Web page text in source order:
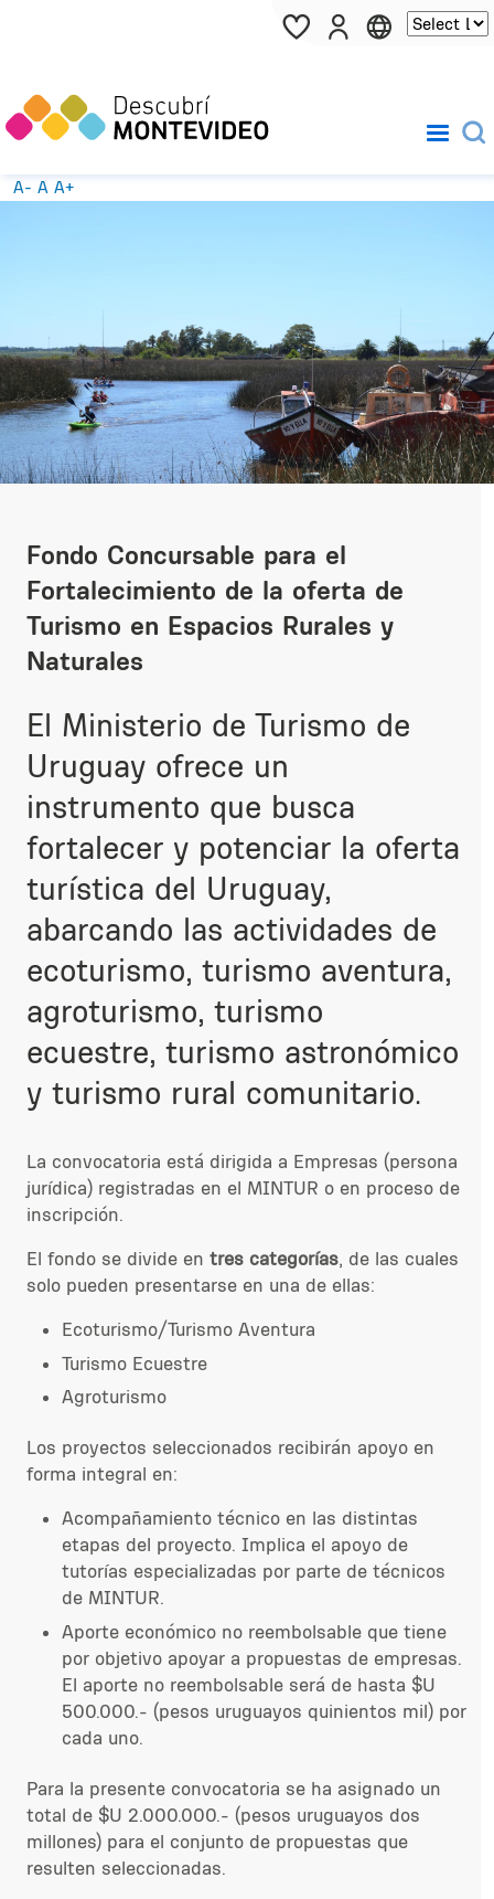
Pasar al contenido principal
A- A A+
Fondo Concursable para el
Fortalecimiento de la oferta de
Turismo en Espacios Rurales y
Naturales
El Ministerio de Turismo de
Uruguay ofrece un
instrumento que busca
fortalecer y potenciar la oferta
turística del Uruguay,
abarcando las actividades de
ecoturismo, turismo aventura,
agroturismo, turismo
ecuestre, turismo astronómico
y turismo rural comunitario.
La convocatoria está dirigida a Empresas (persona
jurídica) registradas en el MINTUR o en proceso de
inscripción.
El fondo se divide en tres categorías, de las cuales
solo pueden presentarse en una de ellas:
Ecoturismo/Turismo Aventura
Turismo Ecuestre
Agroturismo
Los proyectos seleccionados recibirán apoyo en
forma integral en:
Acompañamiento técnico en las distintas
etapas del proyecto. Implica el apoyo de
tutorías especializadas por parte de técnicos
de MINTUR.
Aporte económico no reembolsable que tiene
por objetivo apoyar a propuestas de empresas.
El aporte no reembolsable será de hasta $U
500.000.- (pesos uruguayos quinientos mil) por
cada uno.
Para la presente convocatoria se ha asignado un
total de $U 2.000.000.- (pesos uruguayos dos
millones) para el conjunto de propuestas que
resulten seleccionadas.